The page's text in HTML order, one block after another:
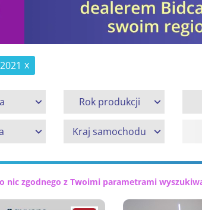
2021
Rok produkcji
Kraj samochodu
nic zgodnego z Twoimi parametrami